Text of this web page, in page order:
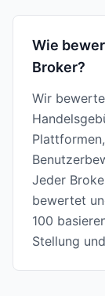
Wie
Broker?
Wir
Jeder
bewertet
100
Stellung